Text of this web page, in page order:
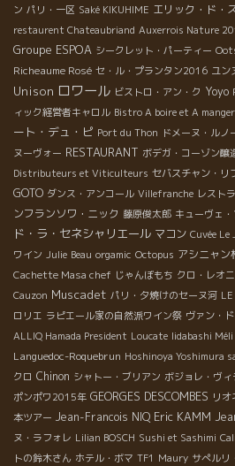
ン パリ・一区 Saké KIKUHIME エリック・ド・
restaurent Chateaubriand Auxerrois Nature
Groupe ESPOA シークレット・パーティー
Richeaume Rosé セ・ル・プランタン2016 ユン
Unison ロワール ビストロ・アン・ク Yoyo
ィック経営者キャロル Bistro A boire et A manger
ート・デュ・ピ Port du Thon ドメーヌ・ルノ
ヌーヴォー RESTAURANT ボデガ・コーゾン醸
Distributeurs et Viticulteurs セバスチャン・リ
GOTO ダンス・アンコール Villefranche レスト
ンフランソワ・ニック 藤原俊太郎 キューヴェ
ド・ラ・セネシャリエール マコン Cuvée Le
ワイン Julie Beau orgamic Octopus アシニャン
Cachette Masa chef じゃんぼもち クロ・レオ
Cauzon Muscadet パリ・夕焼けのセーヌ河 LE
ロリエ ラピエール家の自然派ワイン祭 ヴァン・
ALLIQ Hamada President Loucate Iidabashi
Languedoc-Roquebrun Hoshinoya Yoshimura
クロ Chinon シャトー・ブリアン ボジョレ・ヴ
ポンポワ2015年 GEORGES DESCOMBES リ
本ツアー Jean-Francois NIQ Eric KAMM
ヌ・ラフォレ Lilian BOSCH Sushi et Sashimi
トの鈴木さん ホテル・ボマ TF1 Maury サぺルリ